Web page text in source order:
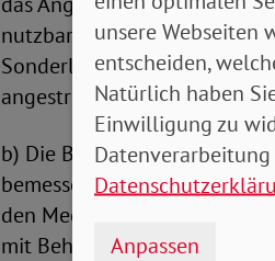
nutzbar sein. Die letztere
Sonderlösungen, sondern
angestrebt werden.
b) Die Barrierefreiheit darf
bemessen werden. Das
den Medienanbietern auf die
mit Behinderung nicht über
unsere Webseiten
entscheiden,
Natürlich haben
Einwilligung zu
Anpassen